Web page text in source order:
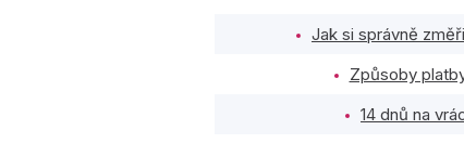
Jak si správně
Způsoby
14 dnů na